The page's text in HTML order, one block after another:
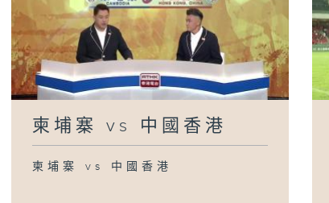
柬埔寨 vs 中國香港
柬埔寨 vs 中國香港